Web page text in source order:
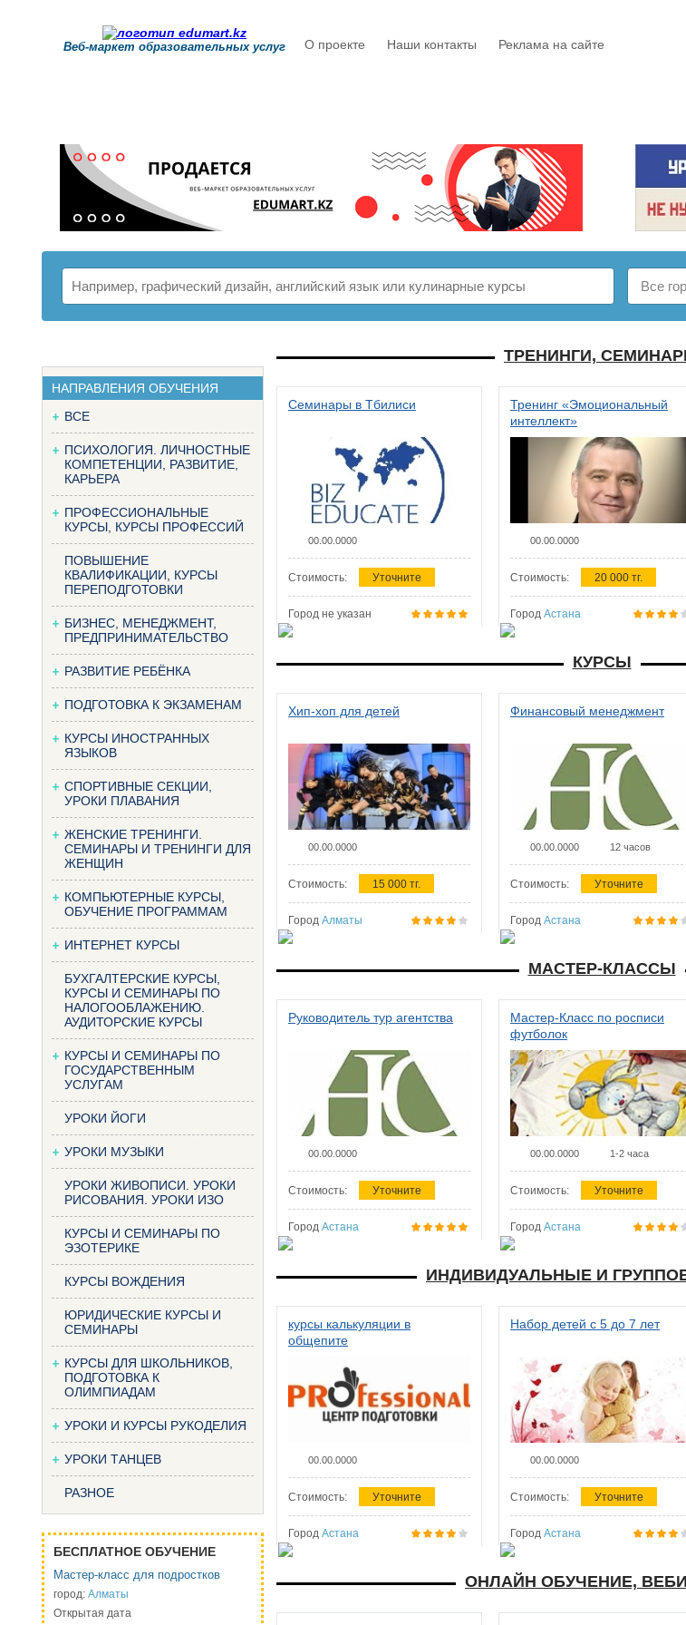
Веб-маркет образовательных услуг О проекте Наши контакты Реклама на сайте
НАПРАВЛЕНИЯ ОБУЧЕНИЯ
ВСЕ
ПСИХОЛОГИЯ. ЛИЧНОСТНЫЕ
КОМПЕТЕНЦИИ, РАЗВИТИЕ,
КАРЬЕРА
ПРОФЕССИОНАЛЬНЫЕ
КУРСЫ, КУРСЫ ПРОФЕССИЙ
ПОВЫШЕНИЕ
КВАЛИФИКАЦИИ, КУРСЫ
ПЕРЕПОДГОТОВКИ
БИЗНЕС, МЕНЕДЖМЕНТ,
ПРЕДПРИНИМАТЕЛЬСТВО
РАЗВИТИЕ РЕБЁНКА
ПОДГОТОВКА К ЭКЗАМЕНАМ
КУРСЫ ИНОСТРАННЫХ
ЯЗЫКОВ
СПОРТИВНЫЕ СЕКЦИИ,
УРОКИ ПЛАВАНИЯ
ЖЕНСКИЕ ТРЕНИНГИ.
СЕМИНАРЫ И ТРЕНИНГИ ДЛЯ
ЖЕНЩИН
КОМПЬЮТЕРНЫЕ КУРСЫ,
ОБУЧЕНИЕ ПРОГРАММАМ
ИНТЕРНЕТ КУРСЫ
БУХГАЛТЕРСКИЕ КУРСЫ,
КУРСЫ И СЕМИНАРЫ ПО
НАЛОГООБЛАЖЕНИЮ.
АУДИТОРСКИЕ КУРСЫ
КУРСЫ И СЕМИНАРЫ ПО
ГОСУДАРСТВЕННЫМ
УСЛУГАМ
УРОКИ ЙОГИ
УРОКИ МУЗЫКИ
УРОКИ ЖИВОПИСИ. УРОКИ
РИСОВАНИЯ. УРОКИ ИЗО
КУРСЫ И СЕМИНАРЫ ПО
ЭЗОТЕРИКЕ
КУРСЫ ВОЖДЕНИЯ
ЮРИДИЧЕСКИЕ КУРСЫ И
СЕМИНАРЫ
КУРСЫ ДЛЯ ШКОЛЬНИКОВ,
ПОДГОТОВКА К
ОЛИМПИАДАМ
УРОКИ И КУРСЫ РУКОДЕЛИЯ
УРОКИ ТАНЦЕВ
РАЗНОЕ
БЕСПЛАТНОЕ ОБУЧЕНИЕ
Мастер-класс для подростков
город: Алматы
Открытая дата
ТРЕНИНГИ,
Семинары в Тбилиси
00.00.0000
Стоимость: Уточните
Город не указан
Тренинг «Эмоциональный
интеллект»
00.00.0000
Стоимость: 20 000 тг.
Город Астана
КУРСЫ
Хип-хоп для детей
00.00.0000
Стоимость: 15 000 тг.
Город Алматы
Финансовый менеджмент
00.00.0000 12 часов
Стоимость: Уточните
Город Астана
МАСТЕР-КЛАССЫ
Руководитель тур агентства
00.00.0000
Стоимость: Уточните
Город Астана
Мастер-Класс по росписи
футболок
00.00.0000 1-2 часа
Стоимость: Уточните
Город Астана
ИНДИВИДУАЛЬНЫЕ И
курсы калькуляции в
общепите
00.00.0000
Стоимость: Уточните
Город Астана
Набор детей с 5 до 7 лет
00.00.0000
Стоимость: Уточните
Город Астана
ОНЛАЙН ОБУЧЕНИЕ,